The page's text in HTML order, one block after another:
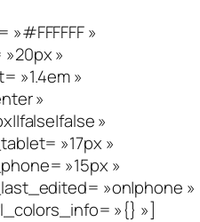
»
»
»1.4em »
»
»
»17px »
»15px »
»on|phone »
»{} »]